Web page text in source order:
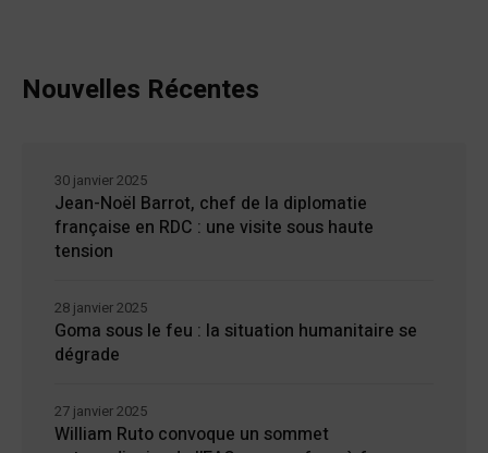
Nouvelles Récentes
Jean-Noël Barrot, chef de la diplomatie
française en RDC : une visite sous haute
tension
30 janvier 2025
Goma sous le feu : la situation humanitaire se
dégrade
28 janvier 2025
William Ruto convoque un sommet
27 janvier 2025